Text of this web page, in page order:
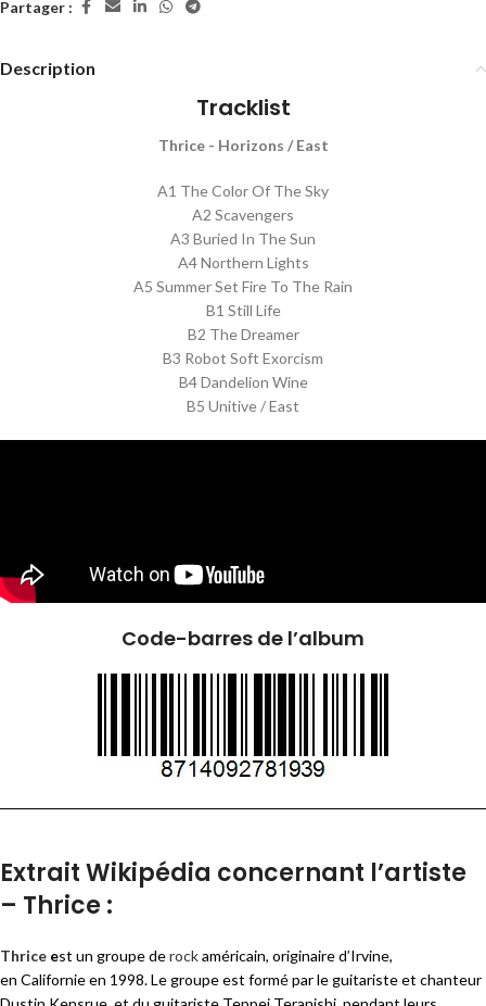
Partager :
Description
Tracklist
Thrice - Horizons / East
A1 The Color Of The Sky
A2 Scavengers
A3 Buried In The Sun
A4 Northern Lights
A5 Summer Set Fire To The Rain
B1 Still Life
B2 The Dreamer
B3 Robot Soft Exorcism
B4 Dandelion Wine
B5 Unitive / East
Code-barres de l’album
Extrait Wikipédia concernant l’artiste
– Thrice :
Thrice est un groupe derockaméricain, originaire d’Irvine,
en Californie en 1998. Le groupe est formé par le guitariste et chanteur